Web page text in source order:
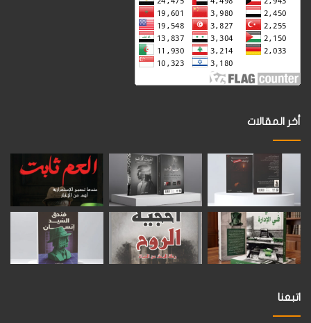
أخر المقالات
اتبعنا